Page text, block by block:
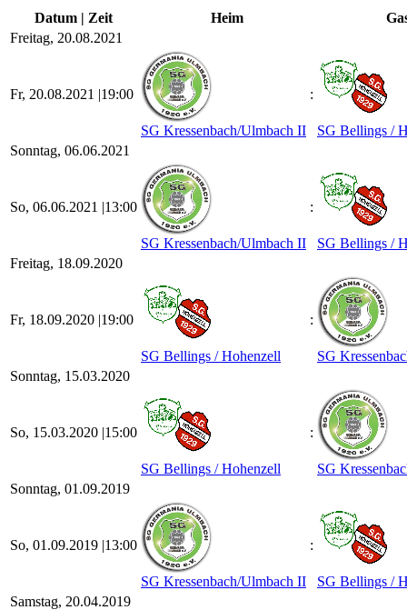
Datum | Zeit Heim
Freitag, 20.08.2021
Fr, 20.08.2021 |19:00
SG Kressenbach/​Ulmbach II
:
SG Bellings /​
Sonntag, 06.06.2021
So, 06.06.2021 |13:00
SG Kressenbach/​Ulmbach II
:
SG Bellings /​
Freitag, 18.09.2020
Fr, 18.09.2020 |19:00
SG Bellings /​ Hohenzell
:
SG
Sonntag, 15.03.2020
So, 15.03.2020 |15:00
SG Bellings /​ Hohenzell
:
SG
Sonntag, 01.09.2019
So, 01.09.2019 |13:00
SG Kressenbach/​Ulmbach II
:
SG Bellings /​
Samstag, 20.04.2019